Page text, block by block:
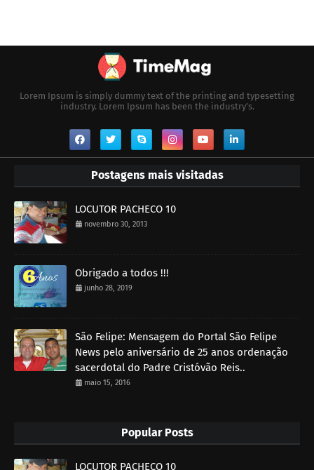
Lorem Ipsum is simply dummy text of the printing and typesetting
industry. Lorem Ipsum has been the industry's.
Postagens mais visitadas
LOCUTOR PACHECO 10
novembro 30, 2013
Obrigado a todos !!!
junho 28, 2019
São Felipe: Mensagem do Portal São Felipe
News pelo aniversário de 25 anos ordenação
sacerdotal do Padre Cristóvão Reis..
maio 15, 2016
Popular Posts
LOCUTOR PACHECO 10